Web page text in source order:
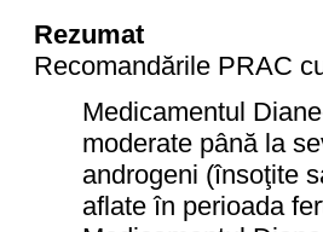
Rezumat
Recomandările PRAC
Medicamentul
moderate până la
androgeni (însoţite
aflate în perioada